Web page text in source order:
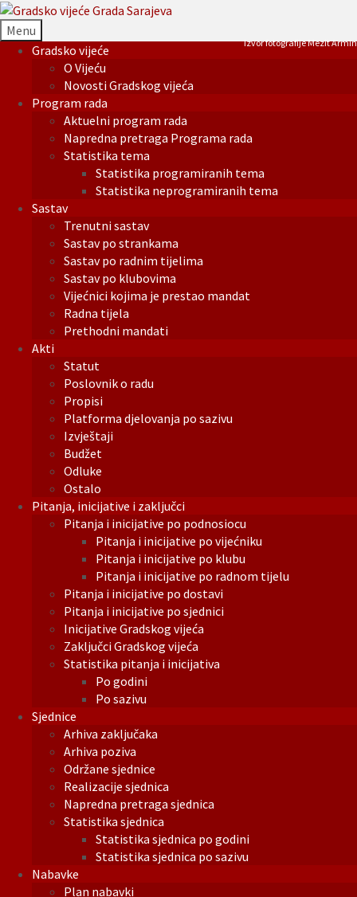
Menu
Gradsko vijeće
O Vijeću
Novosti Gradskog vijeća
Program rada
Aktuelni program rada
Napredna pretraga Programa rada
Statistika tema
Statistika programiranih tema
Statistika neprogramiranih tema
Sastav
Trenutni sastav
Sastav po strankama
Sastav po radnim tijelima
Sastav po klubovima
Vijećnici kojima je prestao mandat
Radna tijela
Prethodni mandati
Akti
Statut
Poslovnik o radu
Propisi
Platforma djelovanja po sazivu
Izvještaji
Budžet
Odluke
Ostalo
Pitanja, inicijative i zaključci
Pitanja i inicijative po podnosiocu
Pitanja i inicijative po vijećniku
Pitanja i inicijative po klubu
Pitanja i inicijative po radnom tijelu
Pitanja i inicijative po dostavi
Pitanja i inicijative po sjednici
Inicijative Gradskog vijeća
Zaključci Gradskog vijeća
Statistika pitanja i inicijativa
Po godini
Po sazivu
Sjednice
Arhiva zaključaka
Arhiva poziva
Održane sjednice
Realizacije sjednica
Napredna pretraga sjednica
Statistika sjednica
Statistika sjednica po godini
Statistika sjednica po sazivu
Nabavke
Plan nabavki
Izvor fotografije Mezit Armin